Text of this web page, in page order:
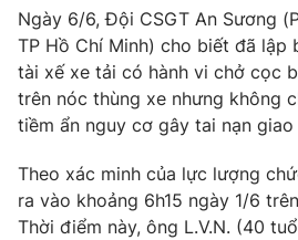
Chất lượng cuộc sống
Học trực tuyến
Công nghệ
Hitech Công nghệ tương lai
Sản phẩm
Tư vấn
Giao lưu trực tuyến
Lịch phát sóng
Chuyên mục khác
Ngày 6/6, Đội CSGT An Sương
TP Hồ Chí Minh) cho biết đã lập
tài xế xe tải có hành vi chở cọc
trên nóc thùng xe nhưng không
tiềm ẩn nguy cơ gây tai nạn giao
Theo xác minh của lực lượng
ra vào khoảng 6h15 ngày 1/6
Thời điểm này, ông L.V.N. (40